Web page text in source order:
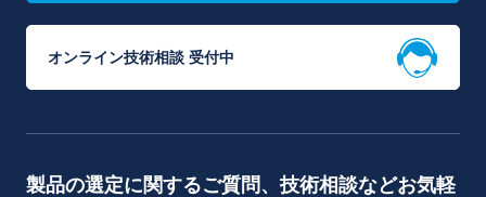
オンライン技術相談 受付中
製品の選定に関するご質問、技術相談などお気軽